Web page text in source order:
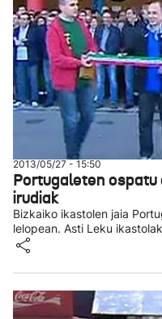
2013/05/27 - 15:50
Portugaleten
irudiak
Bizkaiko ikastolen jaia
lelopean. Asti Leku